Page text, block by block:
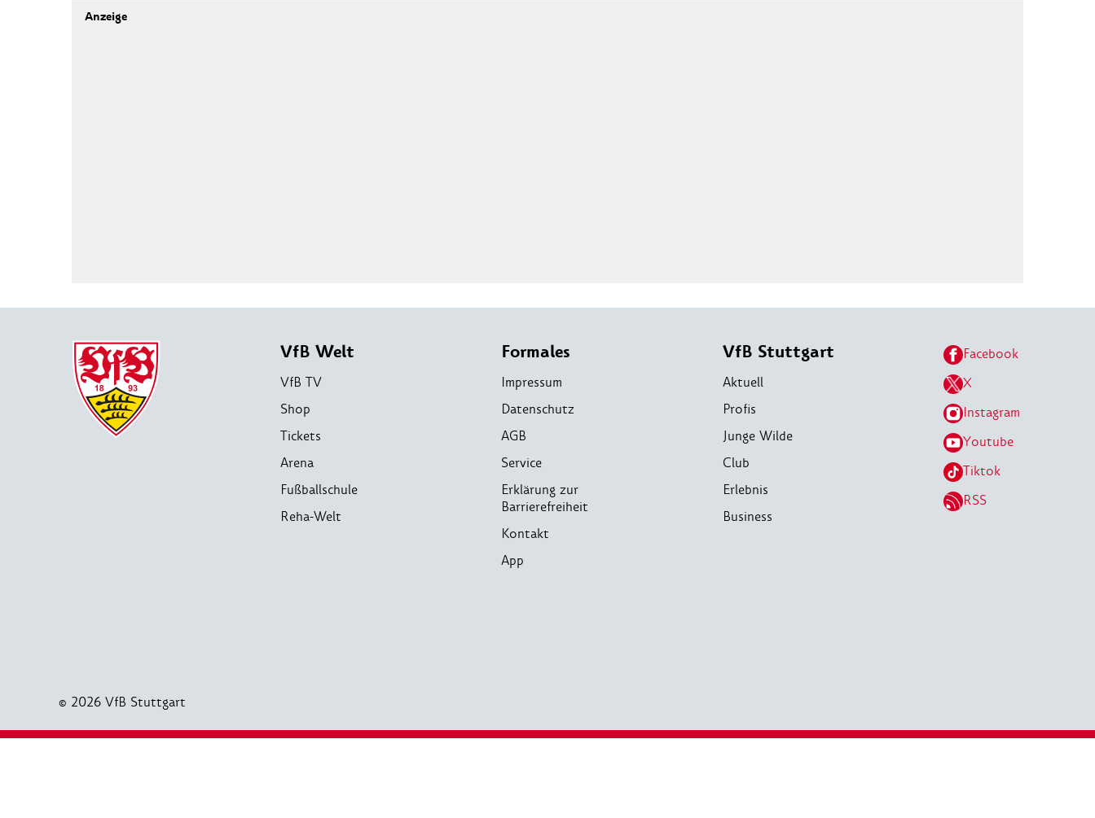
VfB Welt
VfB TV
Shop
Tickets
Arena
Fußballschule
Reha-Welt
Formales
Impressum
Datenschutz
AGB
Service
Erklärung zur
Barrierefreiheit
Kontakt
App
VfB Stuttgart
Aktuell
Profis
Junge Wilde
Club
Erlebnis
Business
Facebook
X
Instagram
Youtube
Tiktok
RSS
© 2026 VfB Stuttgart